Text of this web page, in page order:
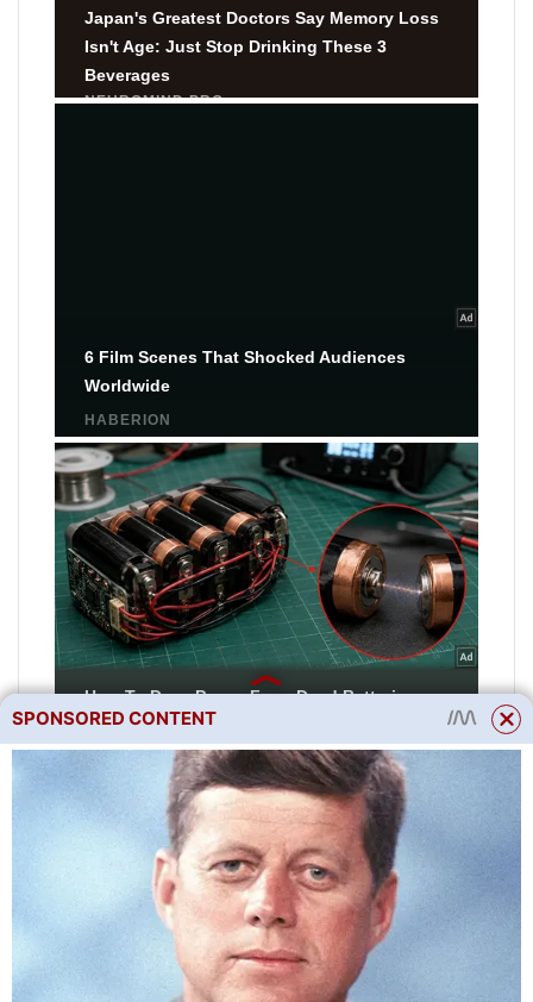
SPONSORED CONTENT